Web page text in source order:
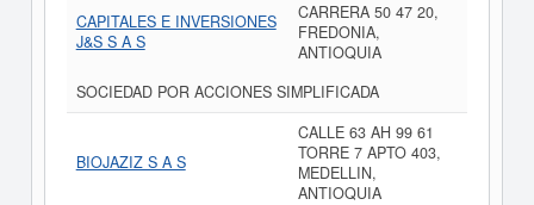
CAPITALES E INVERSIONES
J&S S A S
CARRERA 50 47 20,
FREDONIA,
ANTIOQUIA
SOCIEDAD POR ACCIONES SIMPLIFICADA
BIOJAZIZ S A S
CALLE 63 AH 99 61
TORRE 7 APTO 403,
MEDELLIN,
ANTIOQUIA